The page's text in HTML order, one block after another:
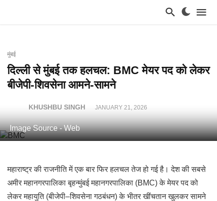
मुंबई
दिल्ली से मुंबई तक हलचल: BMC मेयर पद को लेकर
बीजेपी-शिवसेना आमने-सामने
KHUSHBU SINGH JANUARY 21, 2026
Image Source - Web
महाराष्ट्र की राजनीति में एक बार फिर हलचल तेज हो गई है। देश की सबसे
अमीर महानगरपालिका बृहन्मुंबई महानगरपालिका (BMC) के मेयर पद को
लेकर महायुति (बीजेपी–शिवसेना गठबंधन) के भीतर खींचतान खुलकर सामने